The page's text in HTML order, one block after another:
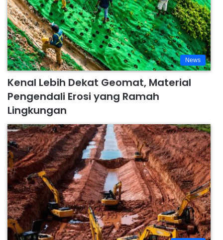
News
Kenal Lebih Dekat Geomat, Material
Pengendali Erosi yang Ramah
Lingkungan